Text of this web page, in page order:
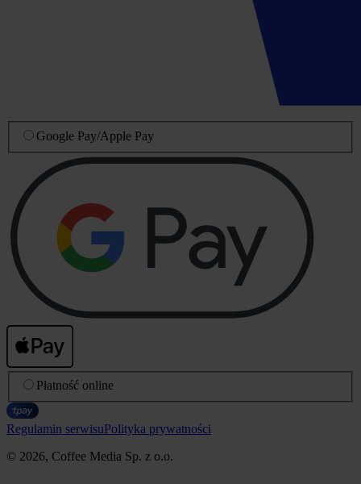
Google Pay/Apple Pay
Płatność online
Regulamin serwisuPolityka prywatności
© 2026, Coffee Media Sp. z o.o.